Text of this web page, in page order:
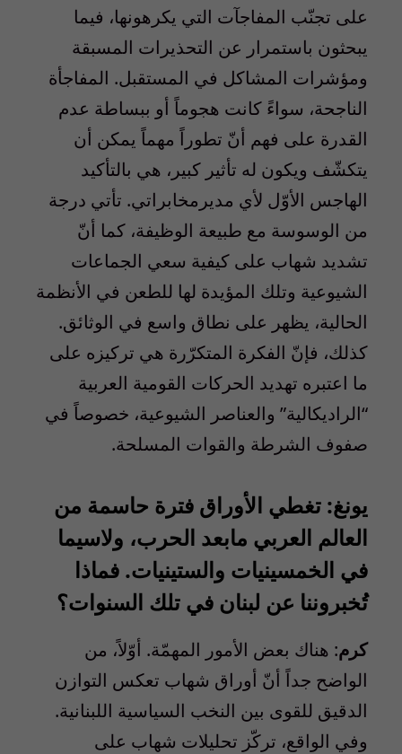
على تجنّب المفاجآت التي يكرهونها، فيما
يبحثون باستمرار عن التحذيرات المسبقة
ومؤشرات المشاكل في المستقبل. المفاجأة
الناجحة، سواءً كانت هجوماً أو ببساطة عدم
القدرة على فهم أنّ تطوراً مهماً يمكن أن
يتكشّف ويكون له تأثير كبير، هي بالتأكيد
الهاجس الأوّل لأي مديرمخابراتي. تأتي درجة
من الوسوسة مع طبيعة الوظيفة، كما أنّ
تشديد شهاب على كيفية سعي الجماعات
الشيوعية وتلك المؤيدة لها للطعن في الأنظمة
الحالية، يظهر على نطاق واسع في الوثائق.
كذلك، فإنّ الفكرة المتكرّرة هي تركيزه على
ما اعتبره تهديد الحركات القومية العربية
“الراديكالية” والعناصر الشيوعية، خصوصاً في
صفوف الشرطة والقوات المسلحة.
يونغ: تغطي الأوراق فترة حاسمة من
العالم العربي مابعد الحرب، ولاسيما
في الخمسينيات والستينيات. فماذا
تُخبروننا عن لبنان في تلك السنوات؟
كرم: هناك بعض الأمور المهمّة. أوّلاً، من
الواضح جداً أنّ أوراق شهاب تعكس التوازن
الدقيق للقوى بين النخب السياسية اللبنانية.
وفي الواقع، تركّز تحليلات شهاب على